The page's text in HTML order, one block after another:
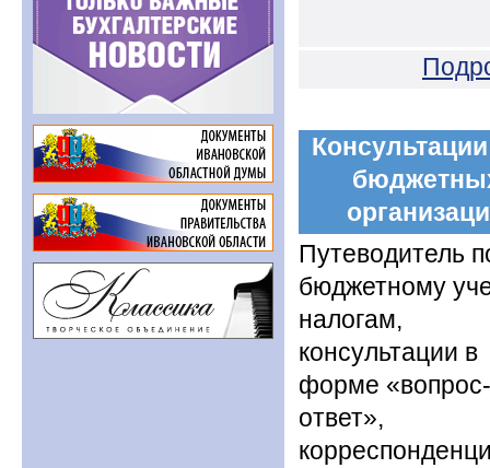
Путеводитель
бюджетному
налогам,
консультации в
форме «вопрос-
ответ»,